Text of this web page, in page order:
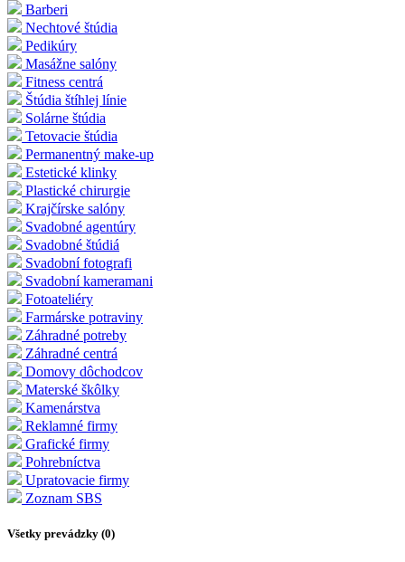
Barberi
Nechtové štúdia
Pedikúry
Masážne salóny
Fitness centrá
Štúdia štíhlej línie
Solárne štúdia
Tetovacie štúdia
Permanentný make-up
Estetické klinky
Plastické chirurgie
Krajčírske salóny
Svadobné agentúry
Svadobné štúdiá
Svadobní fotografi
Svadobní kameramani
Fotoateliéry
Farmárske potraviny
Záhradné potreby
Záhradné centrá
Domovy dôchodcov
Materské škôlky
Kamenárstva
Reklamné firmy
Grafické firmy
Pohrebníctva
Upratovacie firmy
Zoznam SBS
Všetky prevádzky (0)